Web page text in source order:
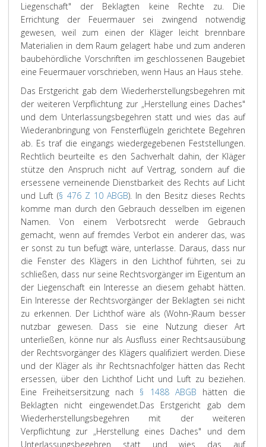
Liegenschaft" der Beklagten keine Rechte zu. Die
Errichtung der Feuermauer sei zwingend notwendig
gewesen, weil zum einen der Kläger leicht brennbare
Materialien in dem Raum gelagert habe und zum anderen
baubehördliche Vorschriften im geschlossenen Baugebiet
eine Feuermauer vorschrieben, wenn Haus an Haus stehe.
Das Erstgericht gab dem Wiederherstellungsbegehren mit
der weiteren Verpflichtung zur „Herstellung eines Daches"
und dem Unterlassungsbegehren statt und wies das auf
Wiederanbringung von Fensterflügeln gerichtete Begehren
ab. Es traf die eingangs wiedergegebenen Feststellungen.
Rechtlich beurteilte es den Sachverhalt dahin, der Kläger
stütze den Anspruch nicht auf Vertrag, sondern auf die
ersessene verneinende Dienstbarkeit des Rechts auf Licht
und Luft (§ 476 Z 10 ABGB). In den Besitz dieses Rechts
komme man durch den Gebrauch desselben im eigenen
Namen. Von einem Verbotsrecht werde Gebrauch
gemacht, wenn auf fremdes Verbot ein anderer das, was
er sonst zu tun befugt wäre, unterlasse. Daraus, dass nur
die Fenster des Klägers in den Lichthof führten, sei zu
schließen, dass nur seine Rechtsvorgänger im Eigentum an
der Liegenschaft ein Interesse an diesem gehabt hätten.
Ein Interesse der Rechtsvorgänger der Beklagten sei nicht
zu erkennen. Der Lichthof wäre als (Wohn-)Raum besser
nutzbar gewesen. Dass sie eine Nutzung dieser Art
unterließen, könne nur als Ausfluss einer Rechtsausübung
der Rechtsvorgänger des Klägers qualifiziert werden. Diese
und der Kläger als ihr Rechtsnachfolger hätten das Recht
ersessen, über den Lichthof Licht und Luft zu beziehen.
Eine Freiheitsersitzung nach § 1488 ABGB hätten die
Beklagten nicht eingewendet.Das Erstgericht gab dem
Wiederherstellungsbegehren mit der weiteren
Verpflichtung zur „Herstellung eines Daches" und dem
Unterlassungsbegehren statt und wies das auf